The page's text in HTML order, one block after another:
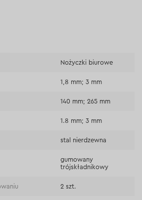
bieżący (przelew tradycyjny)
Nożyczki biurowe
1,8 mm; 3 mm
140 mm; 265 mm
1.8 mm; 3 mm
stal nierdzewna
gumowany
trójskładnikowy
2 szt.